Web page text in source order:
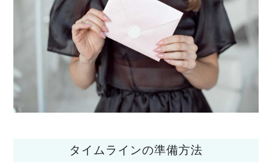
タイムラインの準備方法